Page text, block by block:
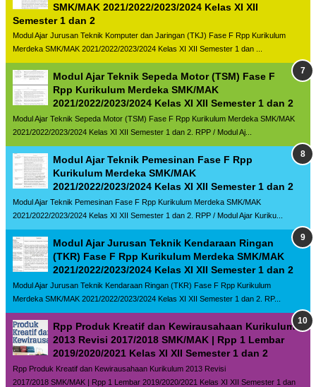
SMK/MAK 2021/2022/2023/2024 Kelas XI XII
Semester 1 dan 2
Modul Ajar Jurusan Teknik Komputer dan Jaringan (TKJ) Fase F Rpp Kurikulum
Merdeka SMK/MAK 2021/2022/2023/2024 Kelas XI XII Semester 1 dan ...
Modul Ajar Teknik Sepeda Motor (TSM) Fase F
Rpp Kurikulum Merdeka SMK/MAK
2021/2022/2023/2024 Kelas XI XII Semester 1 dan 2
Modul Ajar Teknik Sepeda Motor (TSM) Fase F Rpp Kurikulum Merdeka SMK/MAK
2021/2022/2023/2024 Kelas XI XII Semester 1 dan 2. RPP / Modul Aj...
Modul Ajar Teknik Pemesinan Fase F Rpp
Kurikulum Merdeka SMK/MAK
2021/2022/2023/2024 Kelas XI XII Semester 1 dan 2
Modul Ajar Teknik Pemesinan Fase F Rpp Kurikulum Merdeka SMK/MAK
2021/2022/2023/2024 Kelas XI XII Semester 1 dan 2. RPP / Modul Ajar Kuriku...
Modul Ajar Jurusan Teknik Kendaraan Ringan
(TKR) Fase F Rpp Kurikulum Merdeka SMK/MAK
2021/2022/2023/2024 Kelas XI XII Semester 1 dan 2
Modul Ajar Jurusan Teknik Kendaraan Ringan (TKR) Fase F Rpp Kurikulum
Merdeka SMK/MAK 2021/2022/2023/2024 Kelas XI XII Semester 1 dan 2. RP...
Rpp Produk Kreatif dan Kewirausahaan Kurikulum
2013 Revisi 2017/2018 SMK/MAK | Rpp 1 Lembar
2019/2020/2021 Kelas XI XII Semester 1 dan 2
Rpp Produk Kreatif dan Kewirausahaan Kurikulum 2013 Revisi
2017/2018 SMK/MAK | Rpp 1 Lembar 2019/2020/2021 Kelas XI XII Semester 1 dan